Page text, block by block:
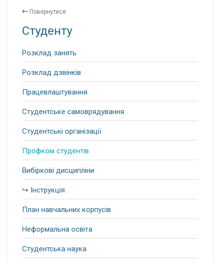
Повернутися
Студенту
Розклад занять
Розклад дзвінків
Працевлаштування
Студентське самоврядування
Студентські організації
Профком студентів
Вибіркові дисципліни
↪ Інструкція
План навчальних корпусів
Неформальна освіта
Студентська наука